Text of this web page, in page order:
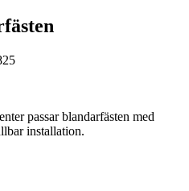
passar blandarfästen med
installation.